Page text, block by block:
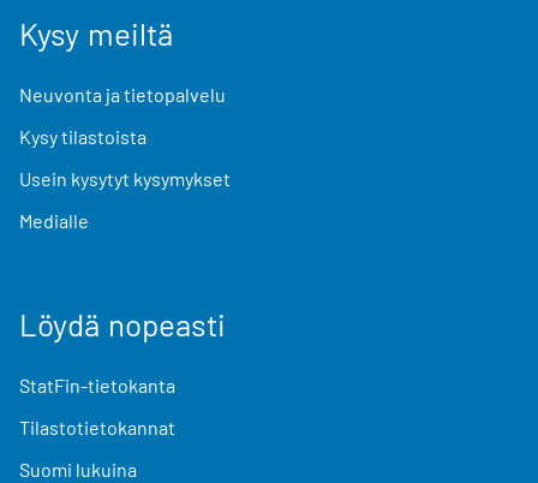
Kysy meiltä
Neuvonta ja tietopalvelu
Kysy tilastoista
Usein kysytyt kysymykset
Medialle
Löydä nopeasti
StatFin-tietokanta
Tilastotietokannat
Suomi lukuina